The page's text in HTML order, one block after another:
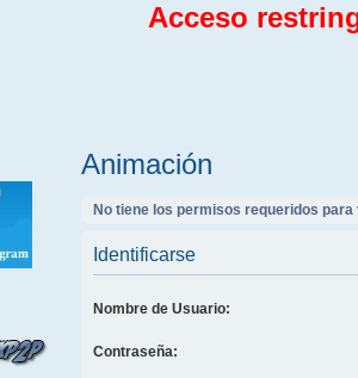
Acceso
Animación
No tiene los permisos requeridos
Identificarse
Nombre de Usuario:
Contraseña: